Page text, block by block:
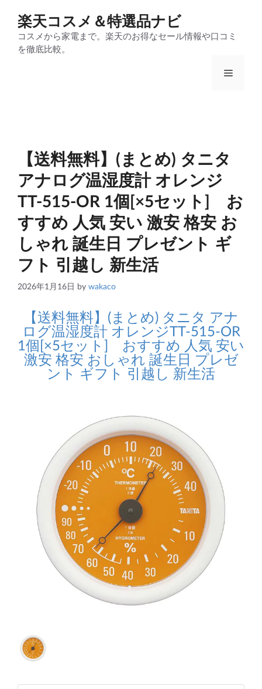
楽天コスメ＆特選品ナビ
コスメから家電まで。楽天のお得なセール情報や口コミ
を徹底比較。
メ
【送料無料】(まとめ) タニタ
アナログ温湿度計 オレンジ
TT-515-OR 1個[×5セット] お
すすめ 人気 安い 激安 格安 お
しゃれ 誕生日 プレゼント ギ
フト 引越し 新生活
2026年1月16日 by wakaco
【送料無料】(まとめ) タニタ アナ
ログ温湿度計 オレンジTT-515-OR
1個[×5セット] おすすめ 人気 安い
激安 格安 おしゃれ 誕生日 プレゼ
ント ギフト 引越し 新生活